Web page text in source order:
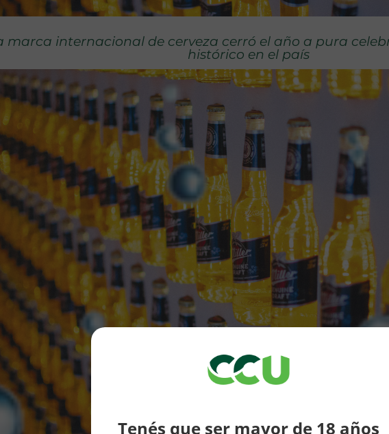
Tenés que ser mayor de 18 años
marca internacional de cerveza cerró el año a pura
histórico en el país